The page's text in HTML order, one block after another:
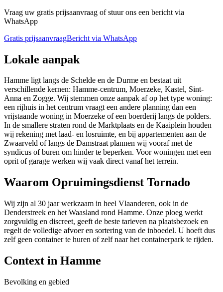
Vraag uw gratis prijsaanvraag of stuur ons een bericht via
WhatsApp
Gratis prijsaanvraagBericht via WhatsApp
Lokale aanpak
Hamme ligt langs de Schelde en de Durme en bestaat uit
verschillende kernen: Hamme-centrum, Moerzeke, Kastel, Sint-
Anna en Zogge. Wij stemmen onze aanpak af op het type woning:
een rijhuis in het centrum vraagt een andere planning dan een
vrijstaande woning in Moerzeke of een boerderij langs de polders.
In de smallere straten rond de Marktplaats en de Kaaiplein houden
wij rekening met laad- en losruimte, en bij appartementen aan de
Zwaarveld of langs de Damstraat plannen wij vooraf met de
syndicus of buren om hinder te beperken. Voor woningen met een
oprit of garage werken wij vaak direct vanaf het terrein.
Waarom Opruimingsdienst Tornado
Wij zijn al 30 jaar werkzaam in heel Vlaanderen, ook in de
Denderstreek en het Waasland rond Hamme. Onze ploeg werkt
zorgvuldig en discreet, geeft de beste tarieven na plaatsbezoek en
regelt de volledige afvoer en sortering van de inboedel. U hoeft dus
zelf geen container te huren of zelf naar het containerpark te rijden.
Context in Hamme
Bevolking en gebied